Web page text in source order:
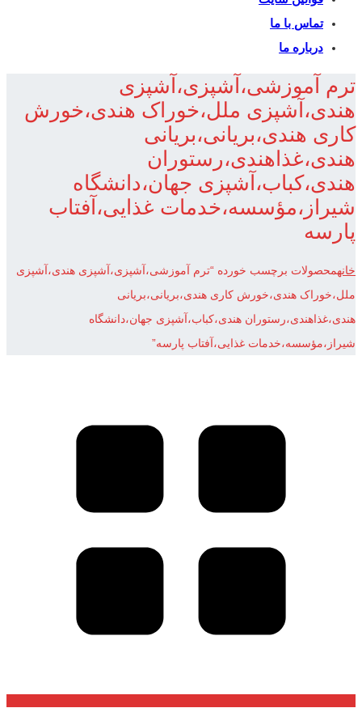
تماس با ما
درباره ما
ترم آموزشی،آشپزی،آشپزی
هندی،آشپزی ملل،خوراک هندی،خورش
کاری هندی،بریانی،بریانی
هندی،غذاهندی،رستوران
هندی،کباب،آشپزی جهان،دانشگاه
شیراز،مؤسسه،خدمات غذایی،آفتاب
پارسه
خانهمحصولات برچسب خورده “ترم آموزشی،آشپزی،آشپزی هندی،آشپزی
ملل،خوراک هندی،خورش کاری هندی،بریانی،بریانی
هندی،غذاهندی،رستوران هندی،کباب،آشپزی جهان،دانشگاه
شیراز،مؤسسه،خدمات غذایی،آفتاب پارسه”